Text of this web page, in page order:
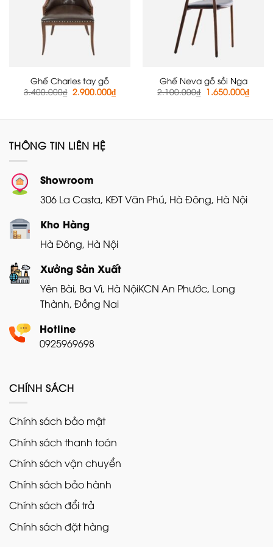
Ghế Charles tay gỗ
3.400.000₫ Giá
gốc
2.900.000₫Giá
hiện
Ghế Neva gỗ sồi Nga
2.100.000₫ Giá
gốc
1.650.000₫Giá
hiện
THÔNG TIN LIÊN HỆ
Showroom
306 La Casta, KĐT Văn Phú, Hà Đông, Hà Nội
Kho Hàng
Hà Đông, Hà Nội
Xưởng Sản Xuất
Yên Bài, Ba Vì, Hà NộiKCN An Phước, Long
Thành, Đồng Nai
Hotline
0925969698
CHÍNH SÁCH
Chính sách bảo mật
Chính sách thanh toán
Chính sách vận chuyển
Chính sách bảo hành
Chính sách đổi trả
Chính sách đặt hàng